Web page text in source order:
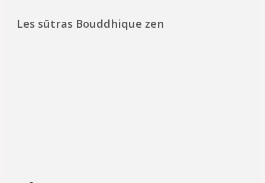
Les sūtras Bouddhique zen